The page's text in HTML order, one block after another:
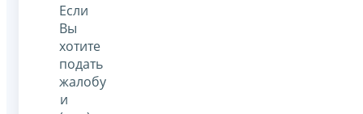
Если
Вы
хотите
подать
жалобу
и